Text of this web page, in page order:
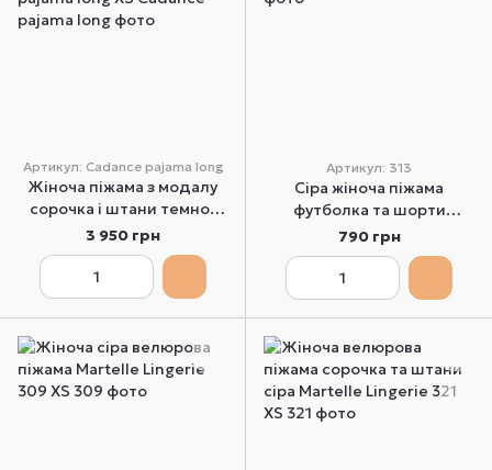
Артикул: Cadance pajama long
Жіноча піжама з модалу
сорочка і штани темно-
сірі Aruelle Cadance
pajama long XS
3 950 грн
Артикул: 313
Сіра жіноча піжама
футболка та шорти
Martelle Lingerie 313 XS
790 грн